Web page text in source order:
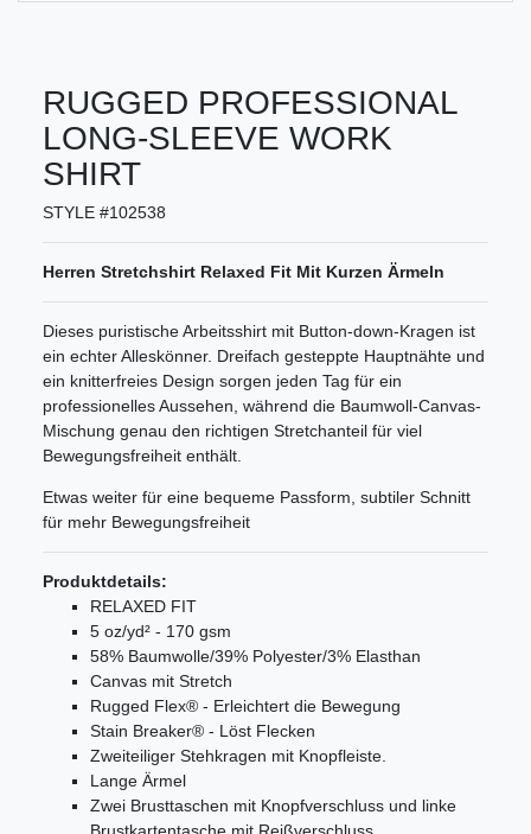
RUGGED PROFESSIONAL
LONG-SLEEVE WORK
SHIRT
STYLE #102538
Herren Stretchshirt Relaxed Fit Mit Kurzen Ärmeln
Dieses puristische Arbeitsshirt mit Button-down-Kragen ist
ein echter Alleskönner. Dreifach gesteppte Hauptnähte und
ein knitterfreies Design sorgen jeden Tag für ein
professionelles Aussehen, während die Baumwoll-Canvas-
Mischung genau den richtigen Stretchanteil für viel
Bewegungsfreiheit enthält.
Etwas weiter für eine bequeme Passform, subtiler Schnitt
für mehr Bewegungsfreiheit
Produktdetails:
RELAXED FIT
5 oz/yd² - 170 gsm
58% Baumwolle/39% Polyester/3% Elasthan
Canvas mit Stretch
Rugged Flex® - Erleichtert die Bewegung
Stain Breaker® - Löst Flecken
Zweiteiliger Stehkragen mit Knopfleiste.
Lange Ärmel
Zwei Brusttaschen mit Knopfverschluss und linke